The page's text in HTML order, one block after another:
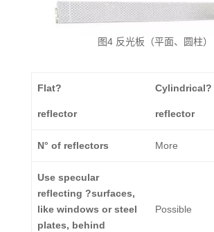
图4 反光板（平面、圆柱）
Flat?
reflector
Cylindrical?
reflector
N° of reflectors More
Use specular
reflecting ?surfaces,
like windows or steel
plates, behind
Possible